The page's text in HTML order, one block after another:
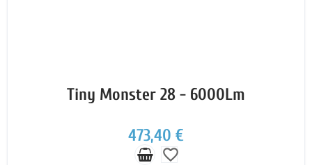
Tiny Monster 28 - 6000Lm
473,40 €
favorite_border